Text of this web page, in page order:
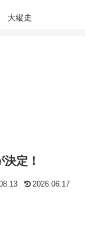
大縦走
定！
2026.06.17